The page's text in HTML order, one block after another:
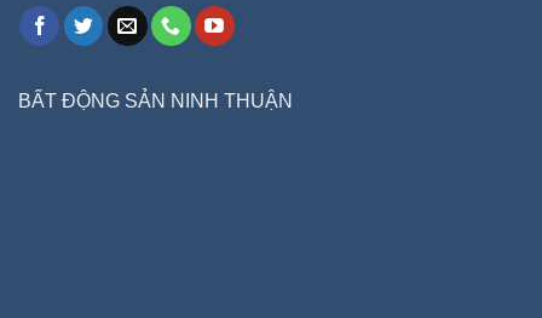
BẤT ĐỘNG SẢN NINH THUẬN